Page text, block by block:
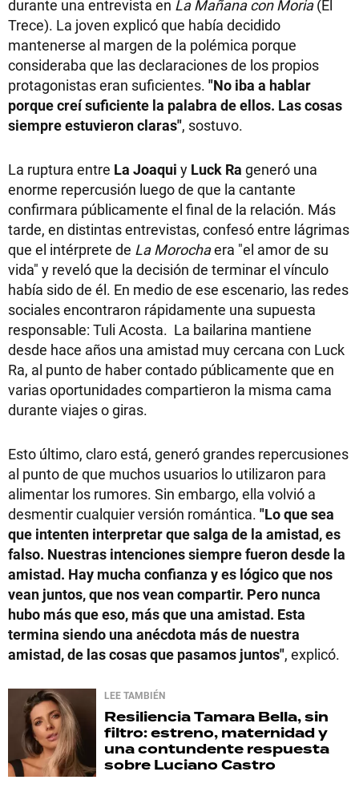
durante una entrevista en La Mañana con Moria(El
Trece). La joven explicó que había decidido
mantenerse al margen de la polémica porque
consideraba que las declaraciones de los propios
protagonistas eran suficientes. "No iba a hablar
porque creí suficiente la palabra de ellos. Las cosas
siempre estuvieron claras", sostuvo.
La ruptura entre La Joaqui y Luck Ra generó una
enorme repercusión luego de que la cantante
confirmara públicamente el final de la relación. Más
tarde, en distintas entrevistas, confesó entre lágrimas
que el intérprete de La Morochaera "el amor de su
vida" y reveló que la decisión de terminar el vínculo
había sido de él. En medio de ese escenario, las redes
sociales encontraron rápidamente una supuesta
responsable: Tuli Acosta. La bailarina mantiene
desde hace años una amistad muy cercana con Luck
Ra, al punto de haber contado públicamente que en
varias oportunidades compartieron la misma cama
durante viajes o giras.
Esto último, claro está, generó grandes repercusiones
al punto de que muchos usuarios lo utilizaron para
alimentar los rumores. Sin embargo, ella volvió a
desmentir cualquier versión romántica. "Lo que sea
que intenten interpretar que salga de la amistad, es
falso. Nuestras intenciones siempre fueron desde la
amistad. Hay mucha confianza y es lógico que nos
vean juntos, que nos vean compartir. Pero nunca
hubo más que eso, más que una amistad. Esta
termina siendo una anécdota más de nuestra
amistad, de las cosas que pasamos juntos", explicó.
LEE TAMBIÉN
ResilienciaTamara Bella, sin
filtro: estreno, maternidad y
una contundente respuesta
sobre Luciano Castro